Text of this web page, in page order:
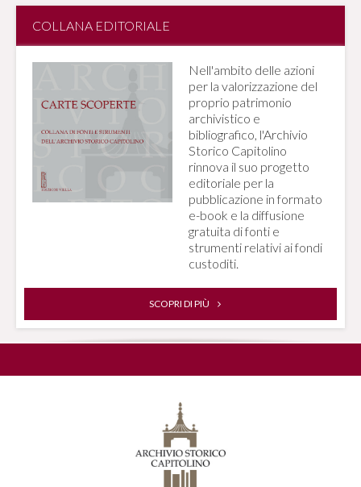
COLLANA EDITORIALE
Nell'ambito delle azioni
per la valorizzazione del
proprio patrimonio
archivistico e
bibliografico, l'Archivio
Storico Capitolino
rinnova il suo progetto
editoriale per la
pubblicazione in formato
e-book e la diffusione
gratuita di fonti e
strumenti relativi ai fondi
custoditi.
SCOPRI DI PIÙ